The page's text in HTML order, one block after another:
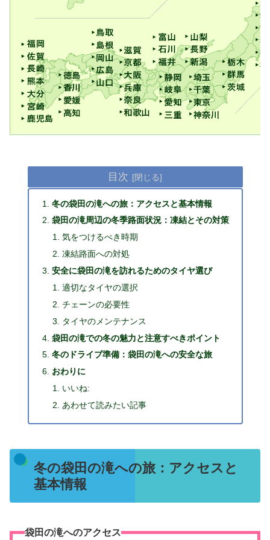
目次
冬の袋田の滝への旅：アクセスと基本情報
袋田の滝周辺の冬季路面状況：凍結とその対策
気をつけるべき時期
凍結路面への対処
安全に袋田の滝を訪れるためのタイヤ選び
適切なタイヤの選択
チェーンの必要性
タイヤのメンテナンス
袋田の滝での冬の魅力と注意すべきポイント
冬のドライブ準備：袋田の滝への安全な旅
おわりに
いいね:
あわせて読みたい記事
冬の袋田の滝への旅：アクセスと
基本情報
袋田の滝へのアクセス